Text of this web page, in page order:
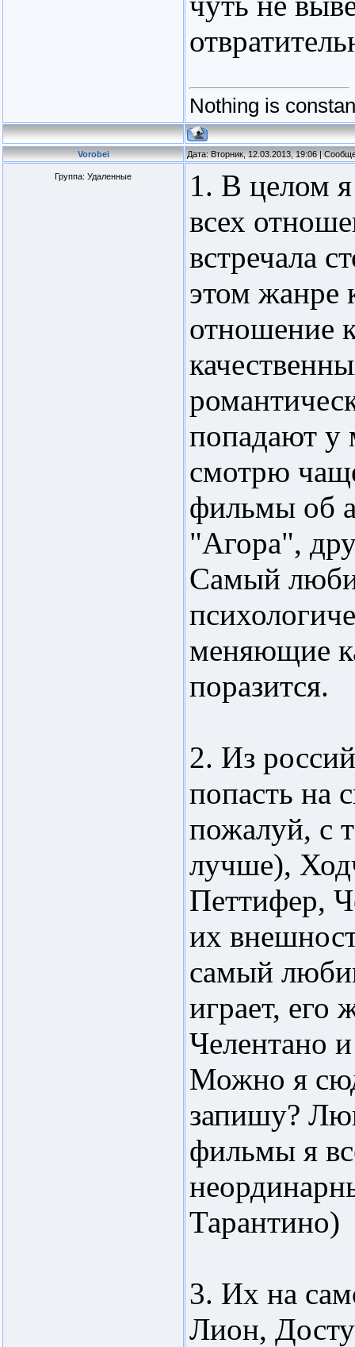
Nothing is
Vorobei Дата: Вторник, 12.03.2013, 19:06 |
Группа: Удаленные
1. В целом
всех
встречала
этом жанре
отношение
попадают у
смотрю
фильмы об
"Агора",
Самый
меняющие
поразится.
2. Из
попасть на
пожалуй, с
лучше),
Петтифер,
их
самый
играет, его
Челентано
Можно я
запишу?
фильмы я
Тарантино)
3. Их на
Лион,